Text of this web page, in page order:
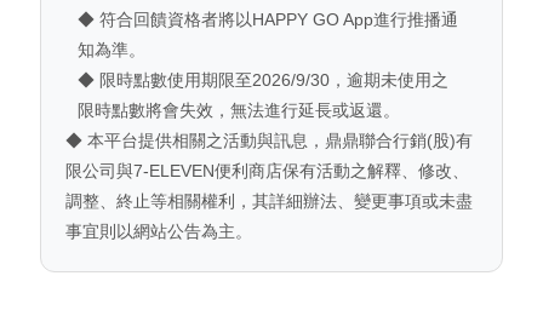
◆ 符合回饋資格者將以HAPPY GO App進行推播通
知為準。
◆ 限時點數使用期限至2026/9/30，逾期未使用之
限時點數將會失效，無法進行延長或返還。
◆ 本平台提供相關之活動與訊息，鼎鼎聯合行銷(股)有
限公司與7-ELEVEN便利商店保有活動之解釋、修改、
調整、終止等相關權利，其詳細辦法、變更事項或未盡
事宜則以網站公告為主。